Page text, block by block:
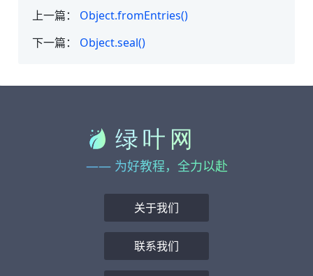
上一篇： Object.fromEntries()
下一篇： Object.seal()
—— 为好教程，全力以赴
关于我们
联系我们